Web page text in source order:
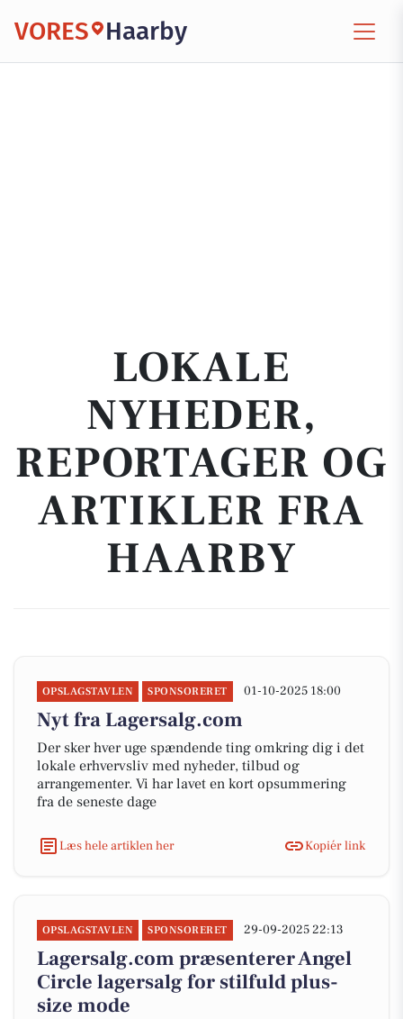
VORES Haarby
LOKALE
NYHEDER,
REPORTAGER OG
ARTIKLER FRA
HAARBY
OPSLAGSTAVLEN SPONSORERET 01-10-2025 18:00
Nyt fra Lagersalg.com
Der sker hver uge spændende ting omkring dig i det
lokale erhvervsliv med nyheder, tilbud og
arrangementer. Vi har lavet en kort opsummering
fra de seneste dage
Læs hele artiklen her Kopiér link
OPSLAGSTAVLEN SPONSORERET 29-09-2025 22:13
Lagersalg.com præsenterer Angel
Circle lagersalg for stilfuld plus-
size mode